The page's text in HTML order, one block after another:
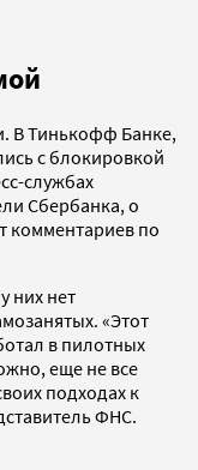
В Тинькофф Банке,
с блокировкой
службах
Сбербанка, о
комментариев по
них нет
«Этот
в пилотных
еще не все
подходах к
ФНС.